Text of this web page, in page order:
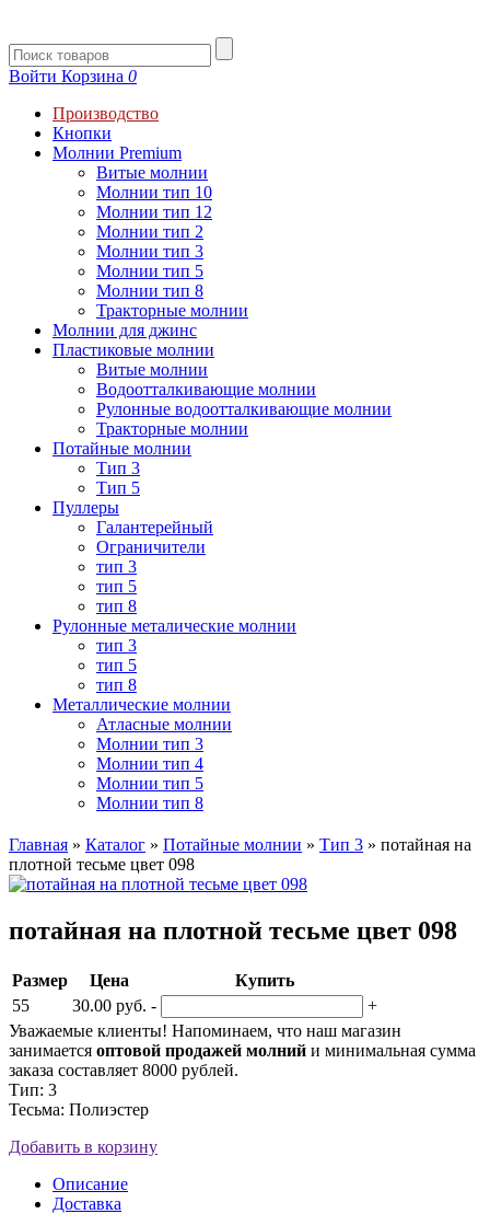
Войти Корзина 0
Производство
Кнопки
Молнии Premium
Витые молнии
Молнии тип 10
Молнии тип 12
Молнии тип 2
Молнии тип 3
Молнии тип 5
Молнии тип 8
Тракторные молнии
Молнии для джинс
Пластиковые молнии
Витые молнии
Водоотталкивающие молнии
Рулонные водоотталкивающие молнии
Тракторные молнии
Потайные молнии
Тип 3
Тип 5
Пуллеры
Галантерейный
Ограничители
тип 3
тип 5
тип 8
Рулонные металические молнии
тип 3
тип 5
тип 8
Металлические молнии
Атласные молнии
Молнии тип 3
Молнии тип 4
Молнии тип 5
Молнии тип 8
Главная » Каталог » Потайные молнии » Тип 3 » потайная на
плотной тесьме цвет 098
потайная на плотной тесьме цвет 098
Размер Цена
Купить
55
30.00 руб. -
+
Уважаемые клиенты! Напоминаем, что наш магазин
занимается оптовой продажей молний и минимальная сумма
заказа составляет 8000 рублей.
Тип: 3
Тесьма: Полиэстер
Добавить в корзину
Описание
Доставка